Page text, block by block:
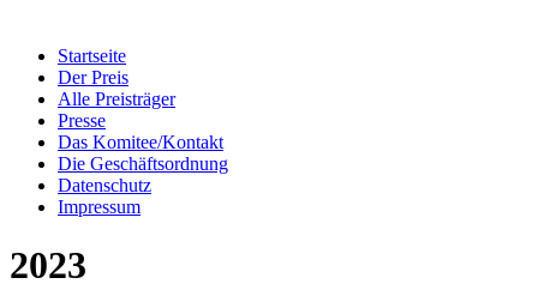
Startseite
Der Preis
Alle Preisträger
Presse
Das Komitee/Kontakt
Die Geschäftsordnung
Datenschutz
Impressum
2023